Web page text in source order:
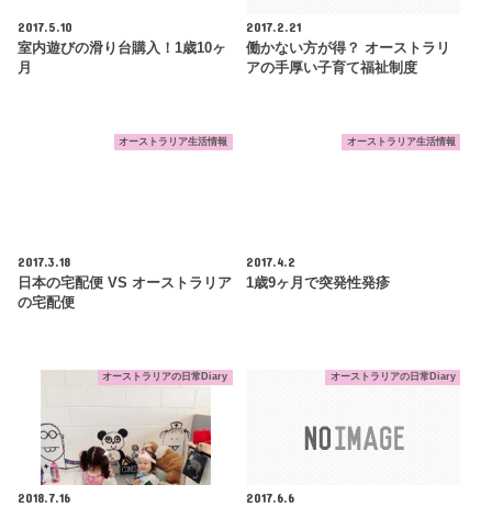
2017.5.10
室内遊びの滑り台購入！1歳10ヶ
月
2017.2.21
働かない方が得？ オーストラリ
アの手厚い子育て福祉制度
オーストラリア生活情報
2017.3.18
日本の宅配便 VS オーストラリア
の宅配便
オーストラリア生活情報
2017.4.2
1歳9ヶ月で突発性発疹
オーストラリアの日常Diary
2018.7.16
オーストラリアの日常Diary
2017.6.6